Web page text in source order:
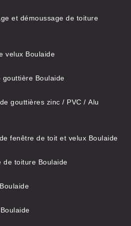
et démoussage de toiture
velux Boulaide
gouttière Boulaide
gouttières zinc / PVC / Alu
fenêtre de toit et velux Boulaide
de toiture Boulaide